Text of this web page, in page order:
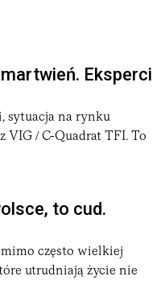
Eksperci
sytuacja na rynku
VIG / C-Quadrat TFI. To
to cud.
często wielkiej
utrudniają życie nie